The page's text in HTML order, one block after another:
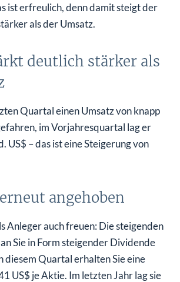
ist erfreulich, denn damit steigt der
als der Umsatz.
deutlich stärker als
Quartal einen Umsatz von knapp
im Vorjahresquartal lag er
US$ – das ist eine Steigerung von
angehoben
Anleger auch freuen: Die steigenden
Sie in Form steigender Dividende
diesem Quartal erhalten Sie eine
US$ je Aktie. Im letzten Jahr lag sie